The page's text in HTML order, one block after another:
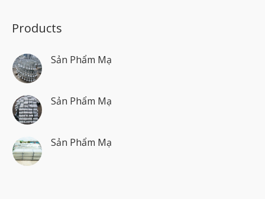
Products
Sản Phẩm Mạ
Sản Phẩm Mạ
Sản Phẩm Mạ